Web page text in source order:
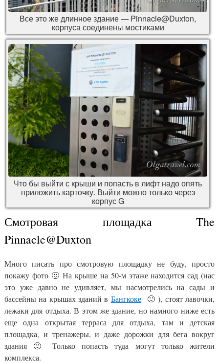
Все это же длинное здание — Pinnacle@Duxton,
корпуса соединены мостиками
Что бы выйти с крыши и попасть в лифт надо опять
приложить карточку. Выйти можно только через
корпус G
Смотровая площадка The
Pinnacle@Duxton
Много писать про смотровую площадку не буду, просто
покажу фото 🙂 На крыше на 50-м этаже находится сад (нас
это уже давно не удивляет, мы насмотрелись на сады и
бассейны на крышах зданий в Бангкоке🙂 ), стоят лавочки,
лежаки для отдыха. В этом же здание, но намного ниже есть
еще одна открытая терраса для отдыха, там и детская
площадка, и тренажеры, и даже дорожки для бега вокруг
здания 🙂 Только попасть туда могут только жители
комплекса.